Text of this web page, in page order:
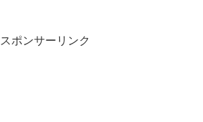
スポンサーリンク